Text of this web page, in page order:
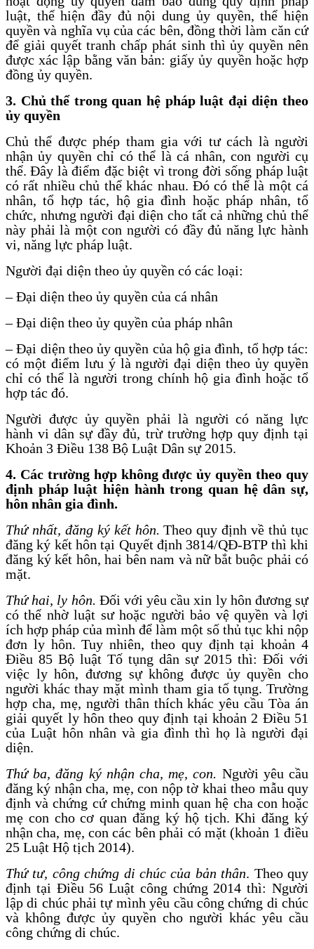
luật, thể hiện đầy đủ nội dung ủy quyền, thể hiện
quyền và nghĩa vụ của các bên, đồng thời làm căn cứ
để giải quyết tranh chấp phát sinh thì ủy quyền nên
được xác lập bằng văn bản: giấy ủy quyền hoặc hợp
đồng ủy quyền.
3. Chủ thể trong quan hệ pháp luật đại diện theo
ủy quyền
Chủ thể được phép tham gia với tư cách là người
nhận ủy quyền chỉ có thể là cá nhân, con người cụ
thể. Đây là điểm đặc biệt vì trong đời sống pháp luật
có rất nhiều chủ thể khác nhau. Đó có thể là một cá
nhân, tổ hợp tác, hộ gia đình hoặc pháp nhân, tổ
chức, nhưng người đại diện cho tất cả những chủ thể
này phải là một con người có đầy đủ năng lực hành
vi, năng lực pháp luật.
Người đại diện theo ủy quyền có các loại:
– Đại diện theo ủy quyền của cá nhân
– Đại diện theo ủy quyền của pháp nhân
– Đại diện theo ủy quyền của hộ gia đình, tổ hợp tác:
có một điểm lưu ý là người đại diện theo ủy quyền
chỉ có thể là người trong chính hộ gia đình hoặc tổ
hợp tác đó.
Người được ủy quyền phải là người có năng lực
hành vi dân sự đầy đủ, trừ trường hợp quy định tại
Khoản 3 Điều 138 Bộ Luật Dân sự 2015.
4. Các trường hợp không được ủy quyền theo quy
định pháp luật hiện hành trong quan hệ dân sự,
hôn nhân gia đình.
Thứ nhất, đăng ký kết hôn. Theo quy định về thủ tục
đăng ký kết hôn tại Quyết định 3814/QĐ-BTP thì khi
đăng ký kết hôn, hai bên nam và nữ bắt buộc phải có
mặt.
Thứ hai, ly hôn. Đối với yêu cầu xin ly hôn đương sự
có thể nhờ luật sư hoặc người bảo vệ quyền và lợi
ích hợp pháp của mình để làm một số thủ tục khi nộp
đơn ly hôn. Tuy nhiên, theo quy định tại khoản 4
Điều 85 Bộ luật Tố tụng dân sự 2015 thì: Đối với
việc ly hôn, đương sự không được ủy quyền cho
người khác thay mặt mình tham gia tố tụng. Trường
hợp cha, mẹ, người thân thích khác yêu cầu Tòa án
giải quyết ly hôn theo quy định tại khoản 2 Điều 51
của Luật hôn nhân và gia đình thì họ là người đại
diện.
Thứ ba, đăng ký nhận cha, mẹ, con. Người yêu cầu
đăng ký nhận cha, mẹ, con nộp tờ khai theo mẫu quy
định và chứng cứ chứng minh quan hệ cha con hoặc
mẹ con cho cơ quan đăng ký hộ tịch. Khi đăng ký
nhận cha, mẹ, con các bên phải có mặt (khoản 1 điều
25 Luật Hộ tịch 2014).
Thứ tư, công chứng di chúc của bản thân. Theo quy
định tại Điều 56 Luật công chứng 2014 thì: Người
lập di chúc phải tự mình yêu cầu công chứng di chúc
và không được ủy quyền cho người khác yêu cầu
công chứng di chúc.